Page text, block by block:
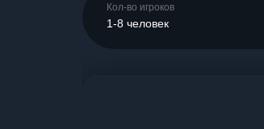
Кол-во игроков
1-8 человек